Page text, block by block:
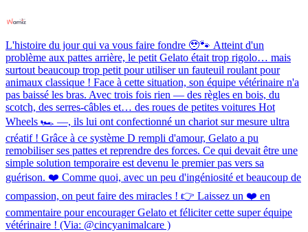
L'histoire du jour qui va vous faire fondre 🥹🐾 Atteint d'un
problème aux pattes arrière, le petit Gelato était trop rigolo… mais
surtout beaucoup trop petit pour utiliser un fauteuil roulant pour
animaux classique ! Face à cette situation, son équipe vétérinaire n'a
pas baissé les bras. Avec trois fois rien — des règles en bois, du
scotch, des serres-câbles et… des roues de petites voitures Hot
Wheels 🏎️ —, ils lui ont confectionné un chariot sur mesure ultra
créatif ! Grâce à ce système D rempli d'amour, Gelato a pu
remobiliser ses pattes et reprendre des forces. Ce qui devait être une
simple solution temporaire est devenu le premier pas vers sa
guérison. ❤️ Comme quoi, avec un peu d'ingéniosité et beaucoup de
compassion, on peut faire des miracles ! 👉 Laissez un ❤️ en
commentaire pour encourager Gelato et féliciter cette super équipe
vétérinaire ! (Via: @cincyanimalcare )